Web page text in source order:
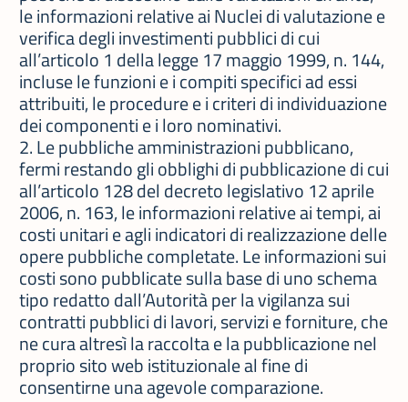
le informazioni relative ai Nuclei di valutazione e
verifica degli investimenti pubblici di cui
all’articolo 1 della legge 17 maggio 1999, n. 144,
incluse le funzioni e i compiti specifici ad essi
attribuiti, le procedure e i criteri di individuazione
dei componenti e i loro nominativi.
2. Le pubbliche amministrazioni pubblicano,
fermi restando gli obblighi di pubblicazione di cui
all’articolo 128 del decreto legislativo 12 aprile
2006, n. 163, le informazioni relative ai tempi, ai
costi unitari e agli indicatori di realizzazione delle
opere pubbliche completate. Le informazioni sui
costi sono pubblicate sulla base di uno schema
tipo redatto dall’Autorità per la vigilanza sui
contratti pubblici di lavori, servizi e forniture, che
ne cura altresì la raccolta e la pubblicazione nel
proprio sito web istituzionale al fine di
consentirne una agevole comparazione.